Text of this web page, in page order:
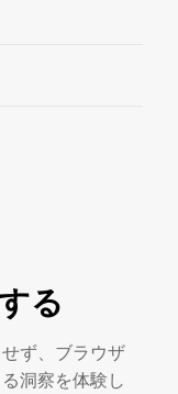
る
ず、ブラウザ
洞察を体験し